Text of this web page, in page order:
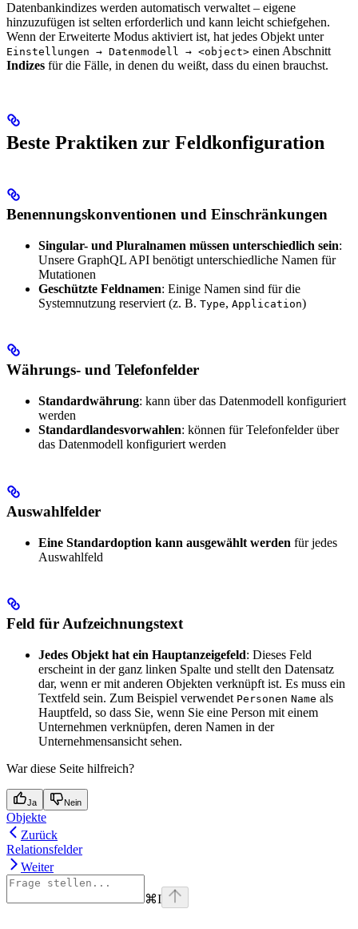
Datenbankindizes werden automatisch verwaltet – eigene
hinzuzufügen ist selten erforderlich und kann leicht schiefgehen.
Wenn der Erweiterte Modus aktiviert ist, hat jedes Objekt unter
Einstellungen → Datenmodell → <object> einen Abschnitt
Indizes für die Fälle, in denen du weißt, dass du einen brauchst.
Beste Praktiken zur Feldkonfiguration
Benennungskonventionen und Einschränkungen
Singular- und Pluralnamen müssen unterschiedlich sein:
Unsere GraphQL API benötigt unterschiedliche Namen für
Mutationen
Geschützte Feldnamen: Einige Namen sind für die
Systemnutzung reserviert (z. B. Type, Application)
Währungs- und Telefonfelder
Standardwährung: kann über das Datenmodell konfiguriert
werden
Standardlandesvorwahlen: können für Telefonfelder über
das Datenmodell konfiguriert werden
Auswahlfelder
Eine Standardoption kann ausgewählt werden für jedes
Auswahlfeld
Feld für Aufzeichnungstext
Jedes Objekt hat ein Hauptanzeigefeld: Dieses Feld
erscheint in der ganz linken Spalte und stellt den Datensatz
dar, wenn er mit anderen Objekten verknüpft ist. Es muss ein
Textfeld sein. Zum Beispiel verwendet Personen Name als
Hauptfeld, so dass Sie, wenn Sie eine Person mit einem
Unternehmen verknüpfen, deren Namen in der
Unternehmensansicht sehen.
War diese Seite hilfreich?
Ja Nein
Objekte
Zurück
Relationsfelder
Weiter
⌘I